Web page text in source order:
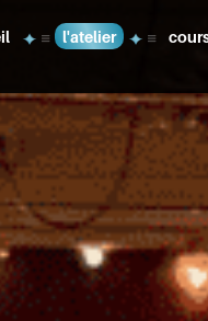
l'atelier